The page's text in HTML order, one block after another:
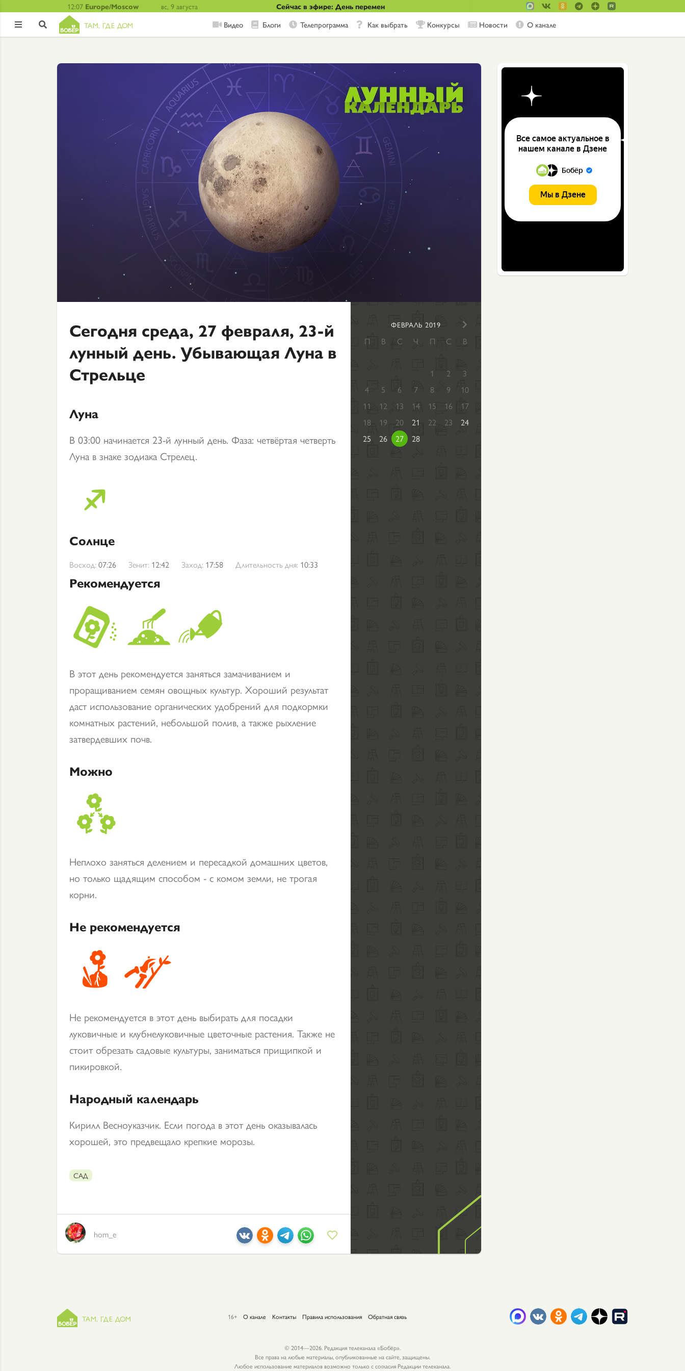
12:07 Europe/Moscow вс, 9 августа Сейчас в эфире: День перемен
  ТАМ, ГДЕ ДОМ Видео Блоги Телепрограмма Как выбрать Конкурсы Новости О канале
Сегодня среда, 27 февраля, 23-й
лунный день. Убывающая Луна в
Стрельце
Луна
В 03:00 начинается 23-й лунный день. Фаза: четвёртая четверть
Луна в знаке зодиака Стрелец.
Солнце
Восход: 07:26 Зенит: 12:42 Заход: 17:58 Длительность дня: 10:33
Рекомендуется
В этот день рекомендуется заняться замачиванием и
проращиванием семян овощных культур. Хороший результат
даст использование органических удобрений для подкормки
комнатных растений, небольшой полив, а также рыхление
затвердевших почв.
Можно
Неплохо заняться делением и пересадкой домашних цветов,
но только щадящим способом - с комом земли, не трогая
корни.
Не рекомендуется
Не рекомендуется в этот день выбирать для посадки
луковичные и клубнелуковичные цветочные растения. Также не
стоит обрезать садовые культуры, заниматься прищипкой и
пикировкой.
Народный календарь
Кирилл Весноуказчик. Если погода в этот день оказывалась
хорошей, это предвещало крепкие морозы.
САД
hom_e
ФЕВРАЛЬ 2019
П В С Ч П С В
1 2
3
4
5 6 7 8 9
10
11
12 13 14 15 16
17
18
19 20 21 22 23
24
25
26 27 28
ТАМ, ГДЕ ДОМ 16+ О канале Контакты Правила использования Обратная связь
© 2014—2026. Редакция телеканала «Бобёр».
Все права на любые материалы, опубликованные на сайте, защищены.
Любое использование материалов возможно только с согласия Редакции телеканала.